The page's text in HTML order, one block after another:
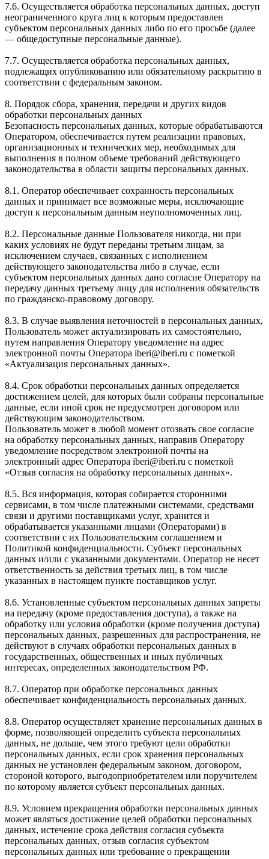
7.6. Осуществляется обработка персональных данных, доступ
неограниченного круга лиц к которым предоставлен
субъектом персональных данных либо по его просьбе (далее
— общедоступные персональные данные).
7.7. Осуществляется обработка персональных данных,
подлежащих опубликованию или обязательному раскрытию в
соответствии с федеральным законом.
8. Порядок сбора, хранения, передачи и других видов
обработки персональных данных
Безопасность персональных данных, которые обрабатываются
Оператором, обеспечивается путем реализации правовых,
организационных и технических мер, необходимых для
выполнения в полном объеме требований действующего
законодательства в области защиты персональных данных.
8.1. Оператор обеспечивает сохранность персональных
данных и принимает все возможные меры, исключающие
доступ к персональным данным неуполномоченных лиц.
8.2. Персональные данные Пользователя никогда, ни при
каких условиях не будут переданы третьим лицам, за
исключением случаев, связанных с исполнением
действующего законодательства либо в случае, если
субъектом персональных данных дано согласие Оператору на
передачу данных третьему лицу для исполнения обязательств
по гражданско-правовому договору.
8.3. В случае выявления неточностей в персональных данных,
Пользователь может актуализировать их самостоятельно,
путем направления Оператору уведомление на адрес
электронной почты Оператора iberi@iberi.ru с пометкой
«Актуализация персональных данных».
8.4. Срок обработки персональных данных определяется
достижением целей, для которых были собраны персональные
данные, если иной срок не предусмотрен договором или
действующим законодательством.
Пользователь может в любой момент отозвать свое согласие
на обработку персональных данных, направив Оператору
уведомление посредством электронной почты на
электронный адрес Оператора iberi@iberi.ru с пометкой
«Отзыв согласия на обработку персональных данных».
8.5. Вся информация, которая собирается сторонними
сервисами, в том числе платежными системами, средствами
связи и другими поставщиками услуг, хранится и
обрабатывается указанными лицами (Операторами) в
соответствии с их Пользовательским соглашением и
Политикой конфиденциальности. Субъект персональных
данных и/или с указанными документами. Оператор не несет
ответственность за действия третьих лиц, в том числе
указанных в настоящем пункте поставщиков услуг.
8.6. Установленные субъектом персональных данных запреты
на передачу (кроме предоставления доступа), а также на
обработку или условия обработки (кроме получения доступа)
персональных данных, разрешенных для распространения, не
действуют в случаях обработки персональных данных в
государственных, общественных и иных публичных
интересах, определенных законодательством РФ.
8.7. Оператор при обработке персональных данных
обеспечивает конфиденциальность персональных данных.
8.8. Оператор осуществляет хранение персональных данных в
форме, позволяющей определить субъекта персональных
данных, не дольше, чем этого требуют цели обработки
персональных данных, если срок хранения персональных
данных не установлен федеральным законом, договором,
стороной которого, выгодоприобретателем или поручителем
по которому является субъект персональных данных.
8.9. Условием прекращения обработки персональных данных
может являться достижение целей обработки персональных
данных, истечение срока действия согласия субъекта
персональных данных, отзыв согласия субъектом
персональных данных или требование о прекращении